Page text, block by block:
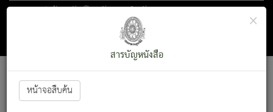
ตอน 1 ว่าด้วย สัตว์โลกกับจตุราริยสัจ
สารบัญ×
สารบัญหนังสือ
หน้าจอสืบค้น
Font :15 ]||